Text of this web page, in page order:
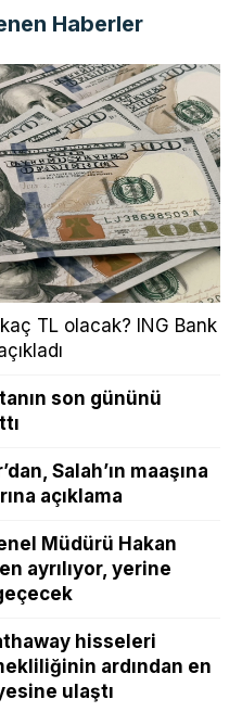
Haberler
TL olacak? ING Bank
son gününü
Salah’ın maaşına
açıklama
Müdürü Hakan
ayrılıyor, yerine
hisseleri
ardından en
ulaştı